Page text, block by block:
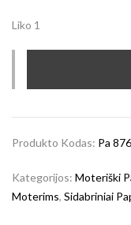
Liko 1
Produkto Kodas: Pa 876
Kategorijos: Moteriški
Moterims, Sidabriniai